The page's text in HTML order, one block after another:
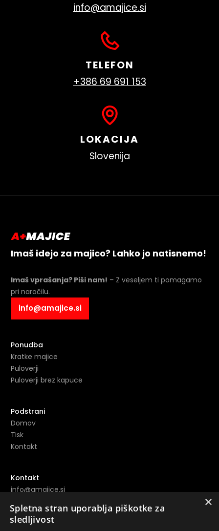
info@amajice.si
TELEFON
+386 69 691 153
LOKACIJA
Slovenija
Imaš idejo za majico? Lahko jo natisnemo!
Imaš vprašanja? Piši nam! – Z veseljem ti pomagamo
pri naročilu.
info@amajice.si
Ponudba
Kratke majice
Puloverji
Puloverji brez kapuce
Podstrani
Domov
Tisk
Kontakt
Kontakt
info@amajice.si
×
Spletna stran uporablja piškotke za
sledljivost